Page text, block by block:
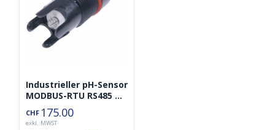
Industrieller pH-Sensor
MODBUS-RTU RS485 &
0~2V Analogspannung
(S-pH-01A) V2.0
CHF 175.00
exkl. MWST